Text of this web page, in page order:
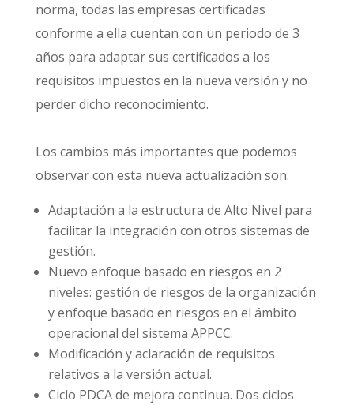
norma, todas las empresas certificadas
conforme a ella cuentan con un periodo de 3
años para adaptar sus certificados a los
requisitos impuestos en la nueva versión y no
perder dicho reconocimiento.
Los cambios más importantes que podemos
observar con esta nueva actualización son:
Adaptación a la estructura de Alto Nivel para
facilitar la integración con otros sistemas de
gestión.
Nuevo enfoque basado en riesgos en 2
niveles: gestión de riesgos de la organización
y enfoque basado en riesgos en el ámbito
operacional del sistema APPCC.
Modificación y aclaración de requisitos
relativos a la versión actual.
Ciclo PDCA de mejora continua. Dos ciclos